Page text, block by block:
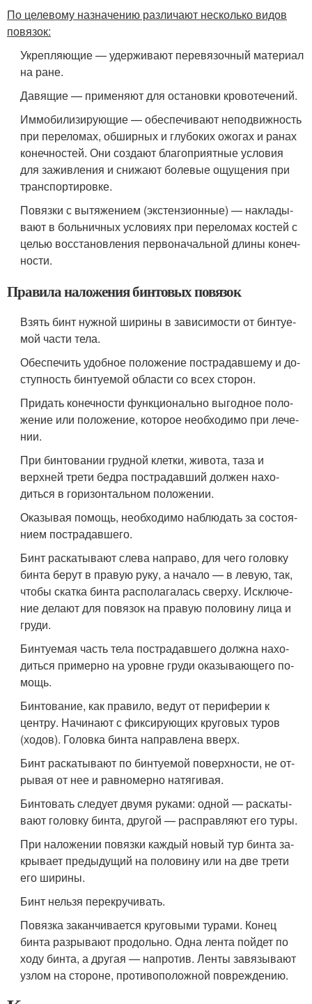
По целевому назначению различают несколько видов
повязок:
Укрепляющие — удерживают перевязочный матери­ал
на ране.
Давящие — применяют для остановки кровотечений.
Иммобилизирующие — обеспечивают неподвижность
при переломах, обширных и глубоких ожогах и ранах
конечностей. Они создают благоприятные условия
для заживления и снижают болевые ощущения при
транспортировке.
Повязки с вытяжением (экстензионные) — наклады­
вают в больничных условиях при переломах костей с
целью восстановления первоначальной длины конеч­
ности.
Правила наложения бинтовых повязок
Взять бинт нужной ширины в зависимости от бинтуе­
мой части тела.
Обеспечить удобное положение пострадавшему и до­
ступность бинтуемой области со всех сторон.
Придать конечности функционально выгодное поло­
жение или положение, которое необходимо при лече­
нии.
При бинтовании грудной клетки, живота, таза и
верхней трети бедра пострадавший должен нахо­
диться в горизонтальном положении.
Оказывая помощь, необходимо наблюдать за состоя­
нием пострадавшего.
Бинт раскатывают слева направо, для чего головку
бинта берут в правую руку, а начало — в левую, так,
чтобы скатка бинта располагалась сверху. Исключе­
ние делают для повязок на правую половину лица и
груди.
Бинтуемая часть тела пострадавшего должна нахо­
диться примерно на уровне груди оказывающего по­
мощь.
Бинтование, как правило, ведут от периферии к
центру. Начинают с фиксирующих круговых туров
(ходов). Головка бинта направлена вверх.
Бинт раскатывают по бинтуемой поверхности, не от­
рывая от нее и равномерно натягивая.
Бинтовать следует двумя руками: одной — раскаты­
вают головку бинта, другой — расправляют его туры.
При наложении повязки каждый новый тур бинта за­
крывает предыдущий на половину или на две трети
его ширины.
Бинт нельзя перекручивать.
Повязка заканчивается круговыми турами. Конец
бинта разрывают продольно. Одна лента пойдет по
ходу бинта, а другая — напротив. Ленты завязывают
узлом на стороне, противоположной повреждению.